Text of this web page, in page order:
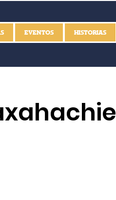
EVENTOS HISTORIAS